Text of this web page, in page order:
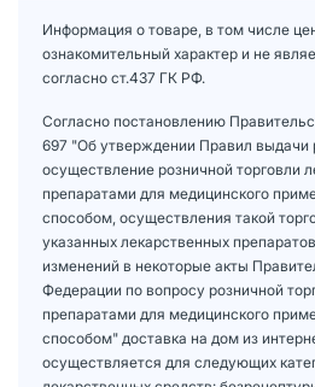
Информация о товаре, в том числе
ознакомительный характер и не
согласно ст.437 ГК РФ.
Согласно постановлению
697 "Об утверждении Правил выдачи
осуществление розничной торговли
препаратами для медицинского
способом, осуществления такой
указанных лекарственных
изменений в некоторые акты
Федерации по вопросу розничной
препаратами для медицинского
способом" доставка на дом из
осуществляется для следующих